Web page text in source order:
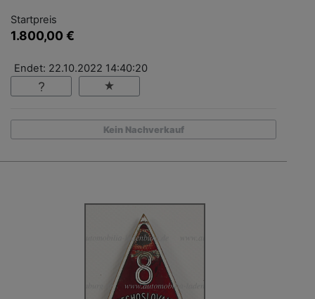
Startpreis
1.800,00 €
Endet: 22.10.2022 14:40:20
Kein Nachverkauf